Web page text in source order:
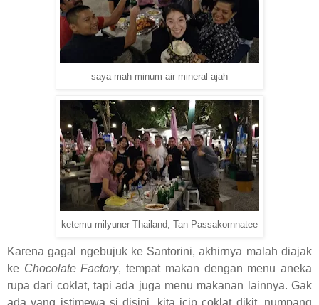
saya mah minum air mineral ajah
ketemu milyuner Thailand, Tan Passakornnatee
Karena gagal ngebujuk ke Santorini, akhirnya malah diajak
ke Chocolate Factory, tempat makan dengan menu aneka
rupa dari coklat, tapi ada juga menu makanan lainnya. Gak
ada yang istimewa si disini, kita icip coklat dikit, numpang